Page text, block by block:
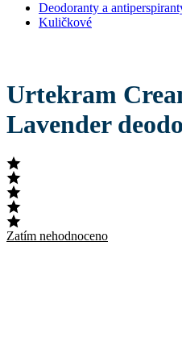
Deodoranty a
Kuličkové
Urtekram
Lavender
Zatím nehodnoceno